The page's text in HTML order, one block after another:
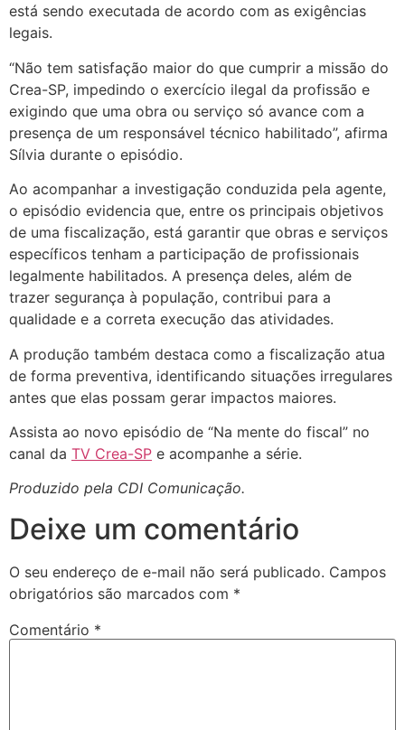
está sendo executada de acordo com as exigências
legais.
“Não tem satisfação maior do que cumprir a missão do
Crea-SP, impedindo o exercício ilegal da profissão e
exigindo que uma obra ou serviço só avance com a
presença de um responsável técnico habilitado”, afirma
Sílvia durante o episódio.
Ao acompanhar a investigação conduzida pela agente,
o episódio evidencia que, entre os principais objetivos
de uma fiscalização, está garantir que obras e serviços
específicos tenham a participação de profissionais
legalmente habilitados. A presença deles, além de
trazer segurança à população, contribui para a
qualidade e a correta execução das atividades.
A produção também destaca como a fiscalização atua
de forma preventiva, identificando situações irregulares
antes que elas possam gerar impactos maiores.
Assista ao novo episódio de “Na mente do fiscal” no
canal da TV Crea-SP e acompanhe a série.
Produzido pela CDI Comunicação.
Deixe um comentário
O seu endereço de e-mail não será publicado. Campos
obrigatórios são marcados com *
Comentário *